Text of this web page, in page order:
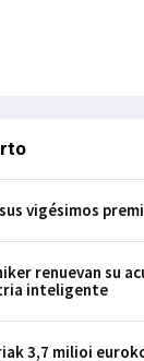
vigésimos
renuevan su
inteligente
3,7 milioi